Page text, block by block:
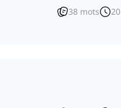
38 mots 20